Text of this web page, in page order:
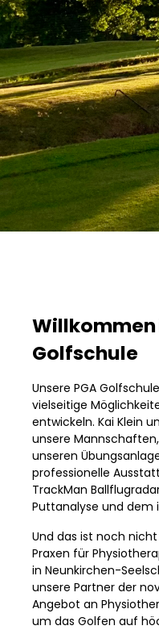
Willkommen
Golfschule
Unsere PGA
vielseitige
entwickeln. Kai Klein
unsere
unseren
professionelle
TrackMan
Puttanalyse und dem
Und das ist noch
Praxen für
in Neunkirchen-
unsere Partner der
Angebot an
um das Golfen auf